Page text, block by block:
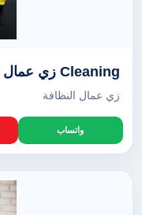
Cleaning زي عمال النظافة
زي عمال النظافة
واتساب